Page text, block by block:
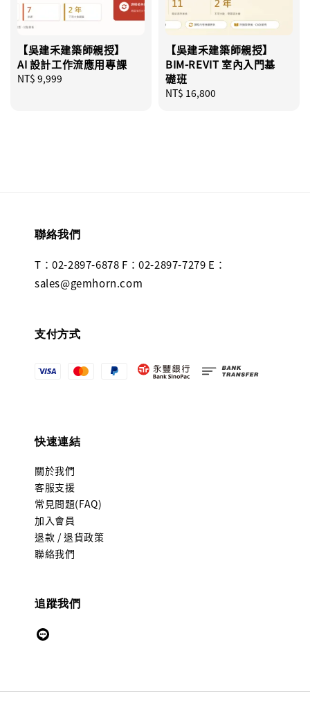
【吳建禾建築師親授】
AI 設計工作流應用專課
Regular
NT$ 9,999
【吳建禾建築師親授】
BIM-REVIT 室內入門基
礎班
Regular
NT$ 16,800
聯絡我們
T：02-2897-6878 F：02-2897-7279 E：
sales@gemhorn.com
支付方式
快速連結
關於我們
客服支援
常見問題(FAQ)
加入會員
退款 / 退貨政策
聯絡我們
追蹤我們